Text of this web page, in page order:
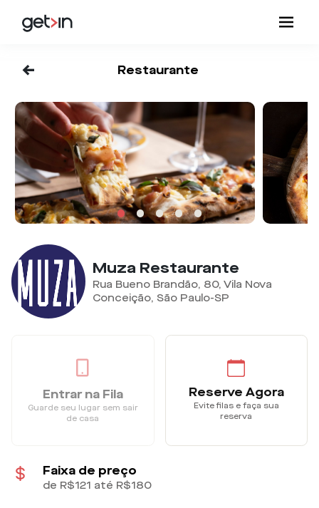
<- Restaurante
Muza Restaurante
Rua Bueno Brandão, 80, Vila Nova
Conceição, São Paulo-SP
Entrar na Fila
Guarde seu lugar sem sair
de casa
Reserve Agora
Evite filas e faça sua
reserva
Faixa de preço
de R$121 até R$180